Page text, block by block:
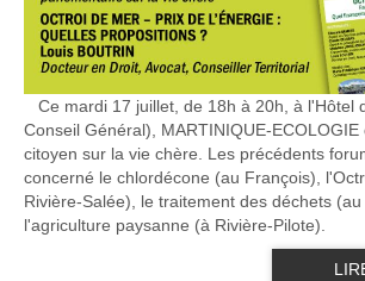
Ce mardi 17 juillet, de 18h à 20h, à l'Hôtel
Conseil Général), MARTINIQUE-
citoyen sur la vie chère. Les précédents
concerné le chlordécone (au François),
Rivière-Salée), le traitement des déchets
l'agriculture paysanne (à Rivière-Pilote).